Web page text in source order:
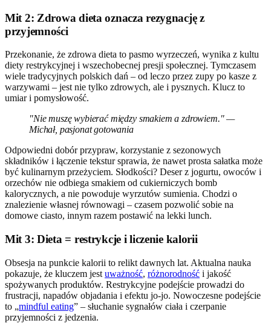
Mit 2: Zdrowa dieta oznacza rezygnację z
przyjemności
Przekonanie, że zdrowa dieta to pasmo wyrzeczeń, wynika z kultu
diety restrykcyjnej i wszechobecnej presji społecznej. Tymczasem
wiele tradycyjnych polskich dań – od leczo przez zupy po kasze z
warzywami – jest nie tylko zdrowych, ale i pysznych. Klucz to
umiar i pomysłowość.
"Nie muszę wybierać między smakiem a zdrowiem." —
Michał, pasjonat gotowania
Odpowiedni dobór przypraw, korzystanie z sezonowych
składników i łączenie tekstur sprawia, że nawet prosta sałatka może
być kulinarnym przeżyciem. Słodkości? Deser z jogurtu, owoców i
orzechów nie odbiega smakiem od cukierniczych bomb
kalorycznych, a nie powoduje wyrzutów sumienia. Chodzi o
znalezienie własnej równowagi – czasem pozwolić sobie na
domowe ciasto, innym razem postawić na lekki lunch.
Mit 3: Dieta = restrykcje i liczenie kalorii
Obsesja na punkcie kalorii to relikt dawnych lat. Aktualna nauka
pokazuje, że kluczem jest uważność, różnorodność i jakość
spożywanych produktów. Restrykcyjne podejście prowadzi do
frustracji, napadów objadania i efektu jo-jo. Nowoczesne podejście
to „mindful eating” – słuchanie sygnałów ciała i czerpanie
przyjemności z jedzenia.